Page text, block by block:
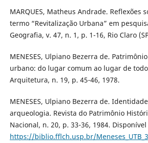
MARQUES, Matheus Andrade. Reflexões
termo “Revitalização Urbana” em
Geografia, v. 47, n. 1, p. 1-16, Rio Claro
MENESES, Ulpiano Bezerra de.
urbano: do lugar comum ao lugar de
Arquitetura, n. 19, p. 45-46, 1978.
MENESES, Ulpiano Bezerra de.
arqueologia. Revista do Patrimônio
Nacional, n. 20, p. 33-36, 1984. Disponível
https://biblio.fflch.usp.br/